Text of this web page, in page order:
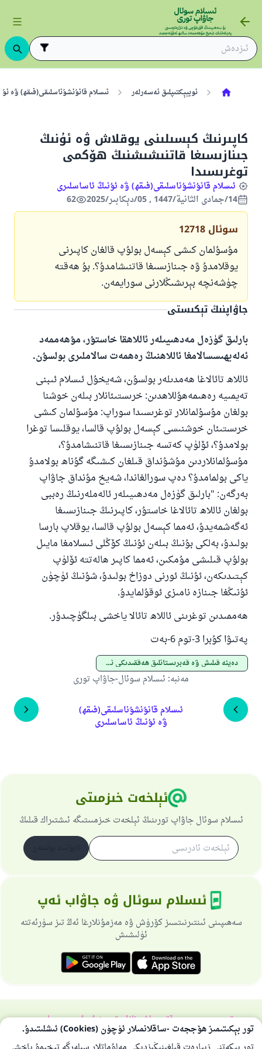
ئوبيېكتىپلىق ئەسەرلەر ئىسلام قانۇنشۇناسلىقى(فىقھ) ۋە
كاپىرنىڭ كېسىلىنى يوقلاش ۋە ئۇنىڭ
جىنازىسىغا قاتنىشىشنىڭ ھۆكمى
توغرىسىدا
ئىسلام قانۇنشۇناسلىقى(فىقھ) ۋە ئۇنىڭ ئاساسلىرى
14/جمادى الثانية/1447 , 05/دېكابىر/2025
62
سوئال 12718
مۇسۇلمان كىشى كېسەل بولۇپ قالغان كاپىرنى
يوقلامدۇ ۋە جىنازىسىغا قاتنىشامدۇ؟. بۇ ھەقتە
چۈشەنچە بېرىشىڭلارنى سورايمەن.
جاۋاپنىڭ تېكىستى
بارلىق گۈزەل مەدھىيىلەر ئاللاھقا خاستۇر، مۇھەممەد
ئەلەيھىسسالامغا ئاللاھنىڭ رەھمەت سالاملىرى بولسۇن.
ئاللاھ تائالاغا ھەمدىلەر بولسۇن، شەيخۇل ئىسلام ئىبنى
تەيمىيە رەھىمەھۇللاھدىن: خرىستىئانلار بىلەن خوشنا
بولغان مۇسۇلمانلار توغرىسىدا سوراپ: مۇسۇلمان كىشى
خرىستىئان خوشنىسى كېسەل بولۇپ قالسا، يوقلىسا توغرا
بولامدۇ؟، ئۆلۈپ كەتسە جىنازىسىغا قاتنىشامدۇ؟،
مۇسۇلمانلاردىن مۇشۇنداق قىلغان كىشىگە گۇناھ بولامدۇ
ياكى بولمامدۇ؟ دەپ سورالغاندا، شەيخ مۇنداق جاۋاپ
بەرگەن: "بارلىق گۈزەل مەدھىيىلەر ئالەملەرنىڭ رەببى
بولغان ئاللاھ تائالاغا خاستۇر، كاپىرنىڭ جىنازىسىغا
ئەگەشمەيدۇ، ئەمما كېسەل بولۇپ قالسا، يوقلاپ بارسا
بولىدۇ، بەلكى بۇنىڭ بىلەن ئۇنىڭ كۆڭلى ئىسلامغا مايىل
بولۇپ قىلىشى مۇمكىن، ئەمما كاپىر ھالەتتە ئۆلۈپ
كېتىدىكەن، ئۇنىڭ ئورنى دوزاخ بولىدۇ، شۇنىڭ ئۈچۈن
ئۇنىڭغا جىنازە نامىزى ئوقۇلمايدۇ.
ھەممىدىن توغرىنى ئاللاھ تائالا ياخشى بىلگۈچىدۇر.
پەتىۋا كۇبرا 3-توم 6-بەت
دەپنە قىلىش ۋە قەبرىستانلىق ھەققىدىكى ئەھكاملار
مەنبە: ئىسلام سوئال-جاۋاپ تورى
ئىسلام قانۇنشۇناسلىقى(فىقھ)
ۋە ئۇنىڭ ئاساسلىرى
ئېلخەت خىزمىتى
ئىسلام سوئال جاۋاپ تورىنىڭ ئېلخەت خىزمىىتىگە ئىشتىراك قىلىڭ
ئىسلام سوئال ۋە جاۋاب ئەپ
سەھىپىنى ئىنتىرنىتسىز كۆرۈش ۋە مەزمۇنلارغا ئەڭ تىز سۈرئەتتە
ئۈلىشىش
تورسەھىپىسى ھەققىدەباش نازارەتچىخۇسۇسىي سىياسەت
بارلىق ھوقۇق ئىسلام سوئال-جاۋاپ تورىغا مەنسۇپتۇر 1997-2025 ©
110845 - نومۇرلۇق سوئالنىڭ جاۋابى
ئائىلىنى ساقلاپ قالدى
ئۇممەتكە جاۋاپ بېرىشىمىزگە ياردەم قىلىڭ
پەيغەمبەرئەلەيھىسسالام مۇنداق دېگەن:
ياخشىلىققا باشلارپ قويغان كىشى قىلغۇچىغا
ئوخشاش ساۋاپقا ئېرىشىدۇ
مۇسلىم رىۋايەت قىلغان (1893) ھەدىس
تور بېكىتىمىز ھۆججەت -ساقلانمىلار ئۈچۈن (Cookies) ئىشلىتىدۇ.